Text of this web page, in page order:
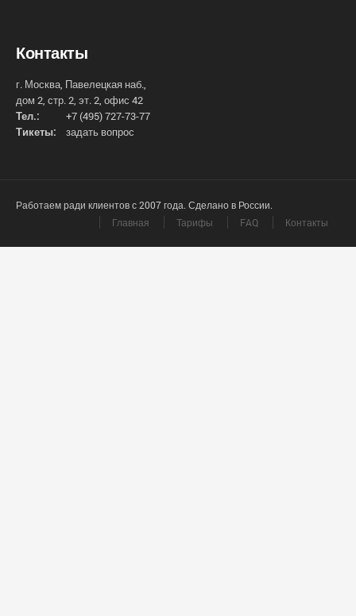
Контакты
г. Москва, Павелецкая наб.,
дом 2, стр. 2, эт. 2, офис 42
Тел.:
+7 (495) 727-73-77
Тикеты:
задать вопрос
Работаем ради клиентов с 2007 года. Сделано в России.
Главная
Тарифы FAQ Контакты